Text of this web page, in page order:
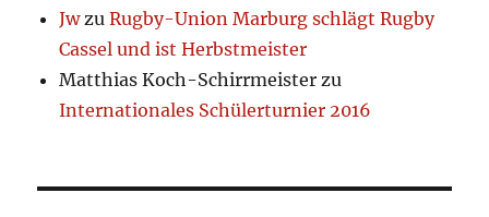
JwzuRugby-Union Marburg schlägt Rugby
Cassel und ist Herbstmeister
Matthias Koch-Schirrmeister zu
Internationales Schülerturnier 2016